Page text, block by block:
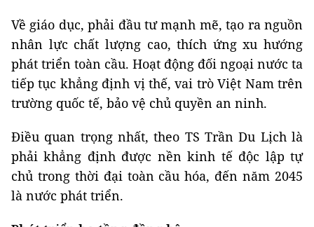
Về giáo dục, phải đầu tư mạnh mẽ, tạo ra nguồn
nhân lực chất lượng cao, thích ứng xu hướng
phát triển toàn cầu. Hoạt động đối ngoại nước ta
tiếp tục khẳng định vị thế, vai trò Việt Nam trên
trường quốc tế, bảo vệ chủ quyền an ninh.
Điều quan trọng nhất, theo TS Trần Du Lịch là
phải khẳng định được nền kinh tế độc lập tự
chủ trong thời đại toàn cầu hóa, đến năm 2045
là nước phát triển.